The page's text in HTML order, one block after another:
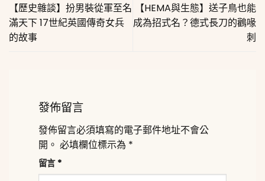
【歷史雜談】扮男裝從軍至名
滿天下 17世紀英國傳奇女兵
的故事
【HEMA與生態】送子鳥也能
成為招式名？德式長刀的鸛喙
刺
發佈留言
發佈留言必須填寫的電子郵件地址不會公
開。 必填欄位標示為 *
留言 *